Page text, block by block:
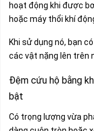
hoạt động khi được
hoặc máy thổi khí
Khi sử dụng nó, bạn
các vật nặng lên trên
Đệm cứu hộ bằng
bật
Có trọng lượng vừa